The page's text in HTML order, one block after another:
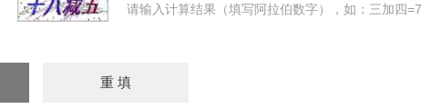
请输入计算结果（填写阿拉伯数字），如：三加四=7